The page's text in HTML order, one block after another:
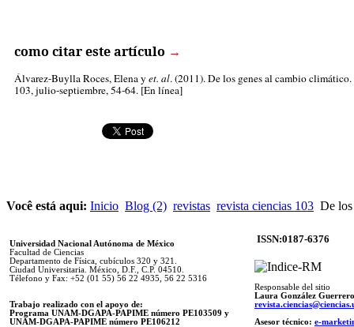
como citar este artículo →
Álvarez-Buylla Roces, Elenay et. al. (2011). De los genes al cambio climático.
103, julio-septiembre, 54-64. [En línea]
Você está aqui: Inicio Blog (2) revistas revista ciencias 103 De
Universidad Nacional Autónoma de México
Facultad de Ciencias
Departamento de Física, cubículos 320 y 321.
Ciudad Universitaria. México, D.F., C.P. 04510.
Télefono y Fax: +52 (01 55) 56 22 4935, 56 22 5316
Trabajo realizado con el apoyo de:
Programa UNAM-DGAPA-PAPIME número PE103509 y
UNAM-DGAPA-PAPIME número PE106212
ISSN:0187-6376
Responsable del sitio
Laura González Guerrero
Asesor técnico: e-